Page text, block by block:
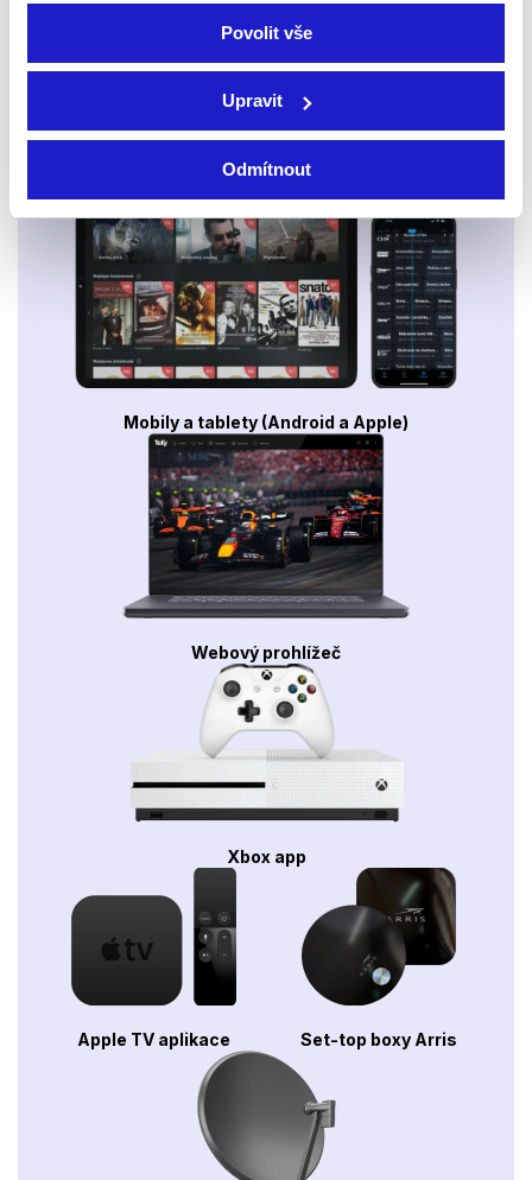
Povolit vše
Upravit
Odmítnout
Smart TV - Android, Google, Samsung, LG, VIDAA
Mobily a tablety (Android a Apple)
Webový prohlížeč
Xbox app
Apple TV aplikace Set-top boxy Arris